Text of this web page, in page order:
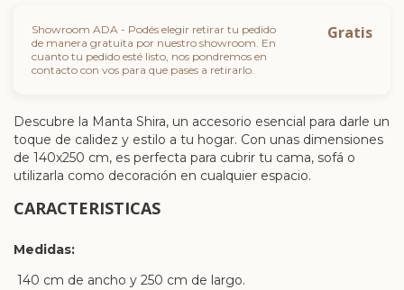
Showroom ADA - Podés elegir retirar tu pedido
de manera gratuita por nuestro showroom. En
cuanto tu pedido esté listo, nos pondremos en
contacto con vos para que pases a retirarlo.
Gratis
Descubre la Manta Shira, un accesorio esencial para darle un
toque de calidez y estilo a tu hogar. Con unas dimensiones
de 140x250 cm, es perfecta para cubrir tu cama, sofá o
utilizarla como decoración en cualquier espacio.
CARACTERISTICAS
Medidas:
140 cm de ancho y 250 cm de largo.